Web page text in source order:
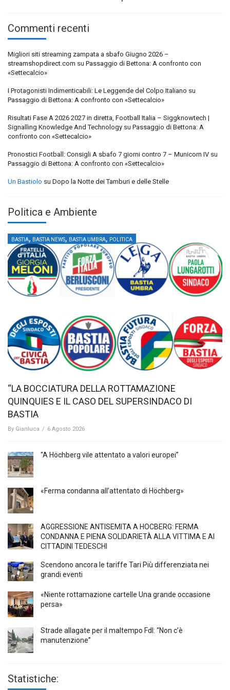
Commenti recenti
Migliori siti streaming zampata a sbafo Giugno 2026 –
streamshopdirect.com su Passaggio di Bettona: A confronto con
«Settecalcio»
I Protagonisti Indimenticabili: Le Leggende del Colpo Italiano su
Passaggio di Bettona: A confronto con «Settecalcio»
Risultati Fase A 2026 2027 in diretta, Football Italia – Siggknowtech |
Signalling Knowledge And Technology su Passaggio di Bettona: A
confronto con «Settecalcio»
Pronostici Football: Consigli A sbafo 7 giorni contro 7 – Municorn IV su
Passaggio di Bettona: A confronto con «Settecalcio»
Un Bastiolo su Dopo la Notte dei Tamburi e delle Stelle
Politica e Ambiente
BASTIA, BASTIA NEWS, BASTIA UMBRA, POLITICA
“LA BOCCIATURA DELLA ROTTAMAZIONE
QUINQUIES E IL CASO DEL SUPERSINDACO DI
BASTIA
By Gianluca / 6 Agosto 2026
“A Höchberg vile attentato a valori europei”
«Ferma condanna all’attentato di Höchberg»
AGGRESSIONE ANTISEMITA A HÖCBERG: FERMA
CONDANNA E PIENA SOLIDARIETÀ ALLA VITTIMA E AI
CITTADINI TEDESCHI
Scendono ancora le tariffe Tari Più differenziata nei
grandi eventi
«Niente rottamazione cartelle Una grande occasione
persa»
Strade allagate per il maltempo FdI: “Non c’è
manutenzione”
Statistiche: